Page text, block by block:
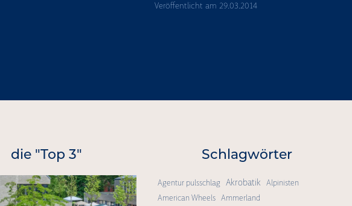
Veröffentlicht am 29.03.2014
die "Top 3" Schlagwörter
Agentur pulsschlag Akrobatik Alpinisten
American Wheels Ammerland